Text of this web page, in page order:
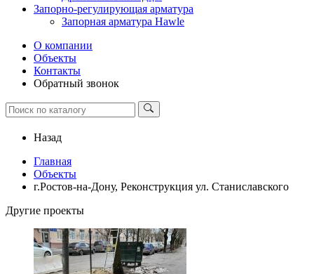
Запорно-регулирующая арматура
Запорная арматура Hawle
О компании
Объекты
Контакты
Обратный звонок
Назад
Главная
Объекты
г.Ростов-на-Дону, Реконструкция ул. Станиславского
Другие проекты